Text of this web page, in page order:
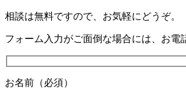
相談は無料ですので、お気軽にどうぞ。
フォーム入力がご面倒な場合には、お電
お名前（必須）